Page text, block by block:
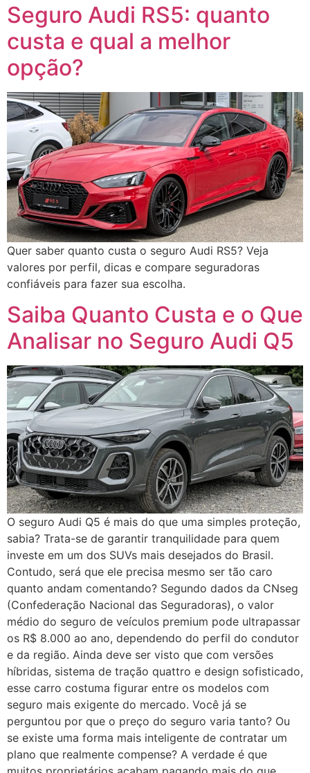
Seguro Audi RS5: quanto
custa e qual a melhor
opção?
Quer saber quanto custa o seguro Audi RS5? Veja
valores por perfil, dicas e compare seguradoras
confiáveis para fazer sua escolha.
Saiba Quanto Custa e o Que
Analisar no Seguro Audi Q5
O seguro Audi Q5 é mais do que uma simples proteção,
sabia? Trata-se de garantir tranquilidade para quem
investe em um dos SUVs mais desejados do Brasil.
Contudo, será que ele precisa mesmo ser tão caro
quanto andam comentando? Segundo dados da CNseg
(Confederação Nacional das Seguradoras), o valor
médio do seguro de veículos premium pode ultrapassar
os R$ 8.000 ao ano, dependendo do perfil do condutor
e da região. Ainda deve ser visto que com versões
híbridas, sistema de tração quattro e design sofisticado,
esse carro costuma figurar entre os modelos com
seguro mais exigente do mercado. Você já se
perguntou por que o preço do seguro varia tanto? Ou
se existe uma forma mais inteligente de contratar um
plano que realmente compense? A verdade é que